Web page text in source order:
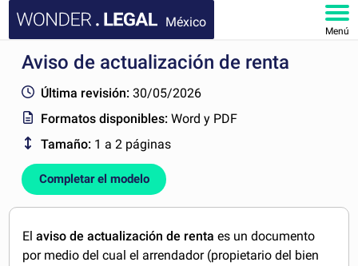
México
Menú
INICIO
DOCUMENTOS
FAQ
MI CUENTA
Aviso de actualización de renta
Última revisión: 30/05/2026
Formatos disponibles:Word y PDF
Tamaño: 1 a 2 páginas
Completar el modelo
Elaviso de actualización de renta es un documento
por medio del cual el arrendador (propietario del bien